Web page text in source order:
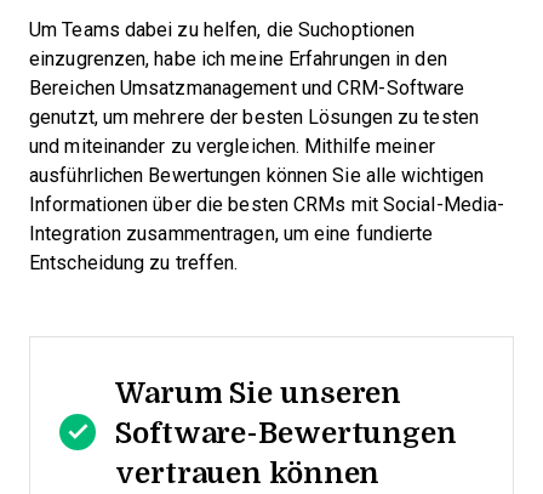
Um Teams dabei zu helfen, die Suchoptionen
einzugrenzen, habe ich meine Erfahrungen in den
Bereichen Umsatzmanagement und CRM-Software
genutzt, um mehrere der besten Lösungen zu testen
und miteinander zu vergleichen. Mithilfe meiner
ausführlichen Bewertungen können Sie alle wichtigen
Informationen über die besten CRMs mit Social-Media-
Integration zusammentragen, um eine fundierte
Entscheidung zu treffen.
Warum Sie unseren
Software-Bewertungen
vertrauen können